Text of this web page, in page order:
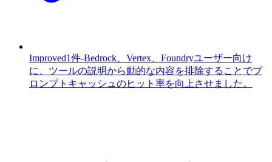
Improved1件-Bedrock、Vertex、Foundryユーザー向け
に、ツールの説明から動的な内容を排除することでプ
ロンプトキャッシュのヒット率を向上させました。